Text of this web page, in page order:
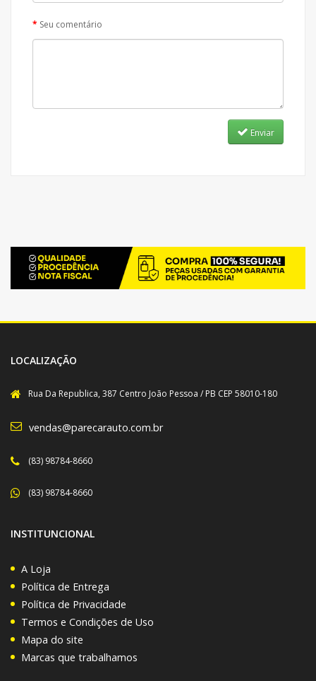
Seu comentário
Enviar
LOCALIZAÇÃO
Rua Da Republica, 387 Centro João Pessoa / PB CEP 58010-180
vendas@parecarauto.com.br
(83) 98784-8660
(83) 98784-8660
INSTITUNCIONAL
A Loja
Política de Entrega
Política de Privacidade
Termos e Condições de Uso
Mapa do site
Marcas que trabalhamos